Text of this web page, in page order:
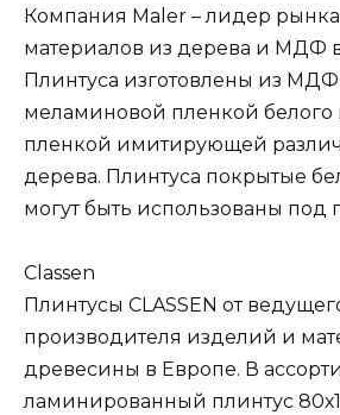
Компания Maler – лидер
материалов из дерева и МДФ
Плинтуса изготовлены из
меламиновой пленкой белого
пленкой имитирующей
дерева. Плинтуса покрытые
могут быть использованы под
Classen
Плинтусы CLASSEN от
производителя изделий и
древесины в Европе. В
ламинированный плинтус